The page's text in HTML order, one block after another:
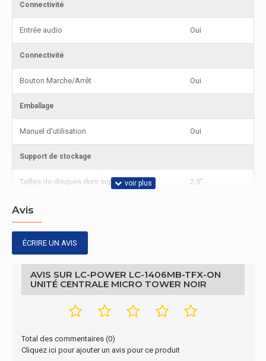
Connectivité
Entrée audio Oui
Connectivité
Bouton Marche/Arrêt Oui
Emballage
Manuel d'utilisation Oui
Support de stockage
Tailles de disques durs supportées 2.5"
Autres caractéristiques
Nom du produit
Gestion optimisée des câbles Oui
Autres caractéristiques
Type
Avis
ÉCRIRE UN AVIS
AVIS SUR LC-POWER LC-1406MB-TFX-ON
UNITÉ CENTRALE MICRO TOWER NOIR
Total des commentaires (0)
Cliquez ici pour ajouter un avis pour ce produit